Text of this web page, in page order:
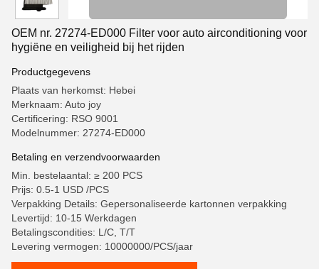
OEM nr. 27274-ED000 Filter voor auto airconditioning voor
hygiëne en veiligheid bij het rijden
Productgegevens
Plaats van herkomst: Hebei
Merknaam: Auto joy
Certificering: RSO 9001
Modelnummer: 27274-ED000
Betaling en verzendvoorwaarden
Min. bestelaantal: ≥ 200 PCS
Prijs: 0.5-1 USD /PCS
Verpakking Details: Gepersonaliseerde kartonnen verpakking
Levertijd: 10-15 Werkdagen
Betalingscondities: L/C, T/T
Levering vermogen: 10000000/PCS/jaar